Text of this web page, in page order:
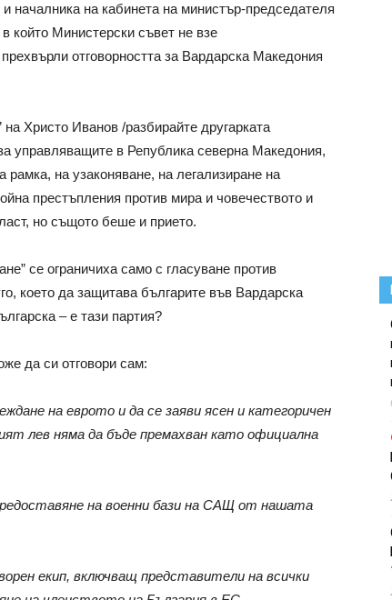
началника на кабинета на министър-председателя
който Министерски съвет не взе
отговорността за Вардарска Македония
Христо Иванов /разбирайте другарката
управляващите в Република северна Македония,
рамка, на узаконяване, на легализиране на
престъпления против мира и човечеството и
но същото беше и прието.
се ограничиха само с гласуване против
което да защитава българите във Вардарска
– е тази партия?
да си отговори сам:
на еврото и да се заяви ясен и категоричен
лев няма да бъде премахван като официална
на военни бази на САЩ от нашата
екип, включващ представители на всички